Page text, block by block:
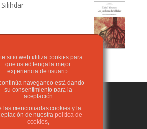
sitio web utiliza cookies para
que usted tenga la mejor
experiencia de usuario.
navegando está dando
su consentimiento para la
aceptación
las mencionadas cookies y la
de nuestra política de
cookies,